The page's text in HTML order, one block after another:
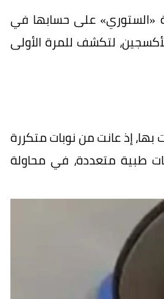
«الستوري» على حسابها في
لتكشف للمرة الأولى
إذ عانت من نوبات متكررة
طبية متعددة، في محاولة